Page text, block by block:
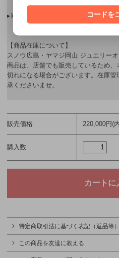
▸同シリーズのラインナップはこちら
【商品在庫について】
スノウ広島・ヤマジ岡山 ジュエリー
商品は、店舗でも販売しているため
切れになる場合がございます。在庫
承くださいませ。
販売価格 220,000円(
購入数
特定商取引法に基づく表記（返品等）
この商品を友達に教える
コードを